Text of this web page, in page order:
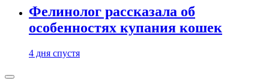
Фелинолог рассказала об
особенностях купания кошек
4 дня спустя